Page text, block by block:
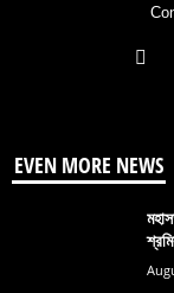
EVEN MORE NEWS